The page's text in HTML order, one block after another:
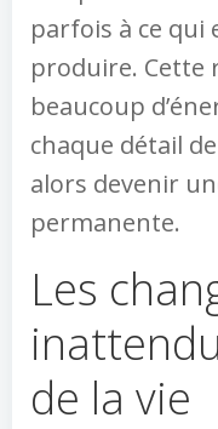
parfois à ce qui
produire. Cette
beaucoup
chaque détail
alors devenir
permanente.
Les
de la vie